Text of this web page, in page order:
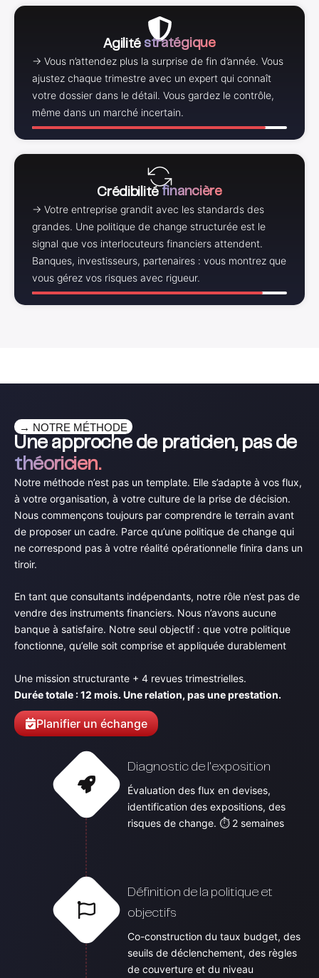
Agilité stratégique
→ Vous n’attendez plus la surprise de fin d’année. Vous
ajustez chaque trimestre avec un expert qui connaît
votre dossier dans le détail. Vous gardez le contrôle,
même dans un marché incertain.
Crédibilité financière
→ Votre entreprise grandit avec les standards des
grandes. Une politique de change structurée est le
signal que vos interlocuteurs financiers attendent.
Banques, investisseurs, partenaires : vous montrez que
vous gérez vos risques avec rigueur.
→ NOTRE MÉTHODE
Une approche de praticien, pas de
théoricien.
Notre méthode n’est pas un template. Elle s’adapte à vos flux,
à votre organisation, à votre culture de la prise de décision.
Nous commençons toujours par comprendre le terrain avant
de proposer un cadre. Parce qu’une politique de change qui
ne correspond pas à votre réalité opérationnelle finira dans un
tiroir.
En tant que consultants indépendants, notre rôle n’est pas de
vendre des instruments financiers. Nous n’avons aucune
banque à satisfaire. Notre seul objectif : que votre politique
fonctionne, qu’elle soit comprise et appliquée durablement
Une mission structurante + 4 revues trimestrielles.
Durée totale : 12 mois. Une relation, pas une prestation.
Planifier un échange
Diagnostic de l'exposition
Évaluation des flux en devises,
identification des expositions, des
risques de change. ⏱ 2 semaines
Définition de la politique et
objectifs
Co-construction du taux budget, des
seuils de déclenchement, des règles
de couverture et du niveau